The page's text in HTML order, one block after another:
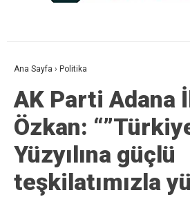
Ana Sayfa › Politika
AK Parti Adana
Özkan:
Yüzyılına güçlü
teşkilatımızla